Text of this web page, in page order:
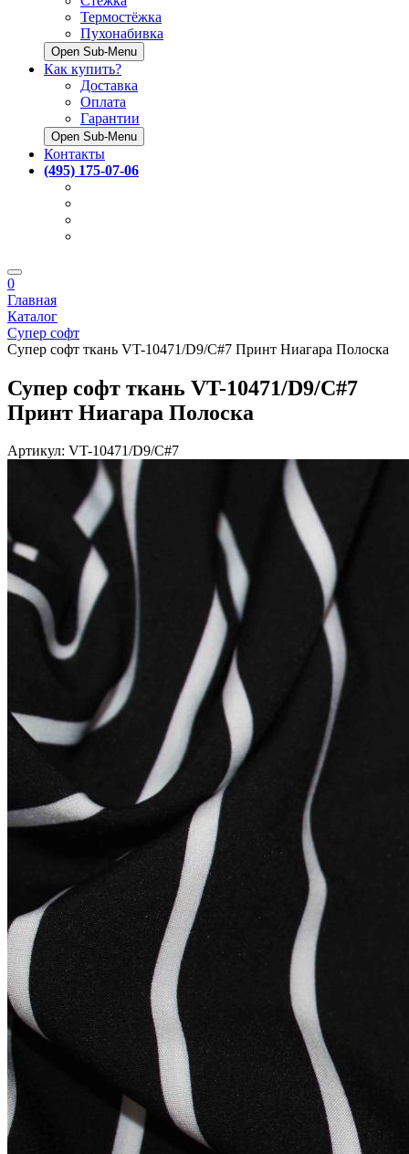
Термостёжка
Пухонабивка
Open Sub-Menu
Как купить?
Доставка
Оплата
Гарантии
Open Sub-Menu
Контакты
(495) 175-07-06
0
Главная
Каталог
Супер софт
Супер софт ткань VT-10471/D9/C#7 Принт Ниагара Полоска
Супер софт ткань VT-10471/D9/C#7
Принт Ниагара Полоска
Артикул: VT-10471/D9/C#7